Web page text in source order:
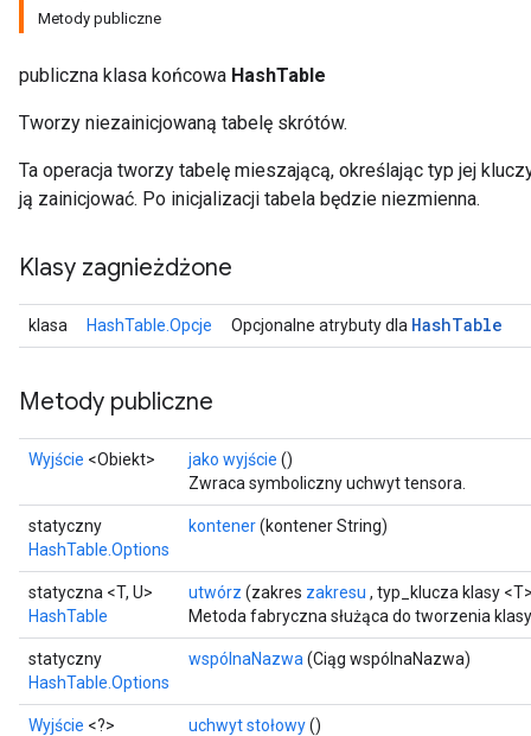
Metody publiczne
publiczna klasa końcowa HashTable
Tworzy niezainicjowaną tabelę skrótów.
Ta operacja tworzy tabelę mieszającą, określając typ jej
ją zainicjować. Po inicjalizacji tabela będzie niezmienna.
Klasy zagnieżdżone
klasa HashTable.Opcje Opcjonalne atrybuty dla HashTable
Metody publiczne
Wyjście <Obiekt> jako wyjście ()
Zwraca symboliczny uchwyt tensora.
statyczny
HashTable.Options
kontener(kontener String)
statyczna <T, U>
HashTable
utwórz (zakres zakresu , typ_klucza klasy
Metoda fabryczna służąca do tworzenia
statyczny
HashTable.Options
wspólnaNazwa (Ciąg wspólnaNazwa)
Wyjście <?> uchwyt stołowy()